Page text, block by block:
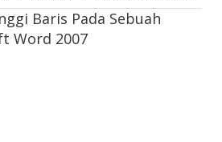
Baris Pada Sebuah
Word 2007